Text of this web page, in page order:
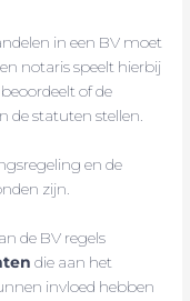
in een BV moet
notaris speelt hierbij
of de
de statuten stellen.
en de
zijn.
de BV regels
die aan het
invloed hebben